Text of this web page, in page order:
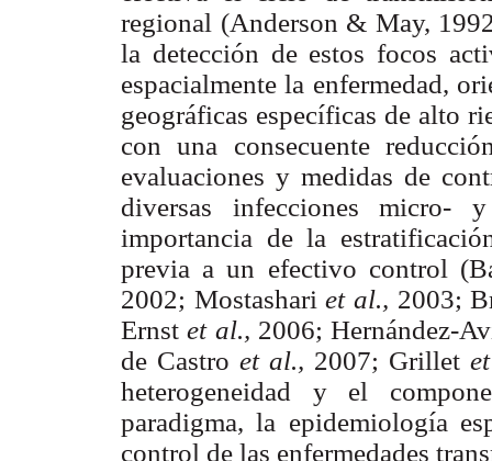
regional (Anderson & May,
la detección de estos focos
espacialmente la enfermedad,
geográficas específicas de alto
con una consecuente
evaluaciones y medidas de
diversas infecciones micro-
importancia de la
previa a un efectivo control
2002; Mostashariet al., 2003;
Ernstet al., 2006; Hernández-
de Castro et al., 2007; Grillet
heterogeneidad y el
paradigma, la epidemiología
control de las enfermedades